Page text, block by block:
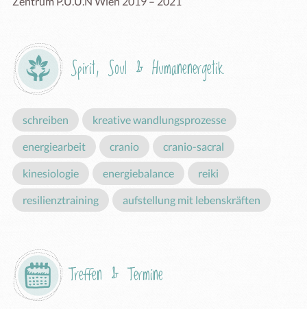
Spirit, Soul & Humanenergetik
schreiben kreative wandlungsprozesse
energiearbeit cranio cranio-sacral
kinesiologie energiebalance reiki
resilienztraining aufstellung mit lebenskräften
Treffen & Termine